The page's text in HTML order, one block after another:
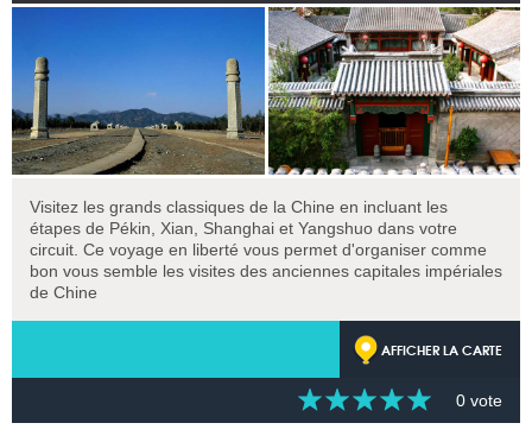
Visitez les grands classiques de la Chine en incluant les
étapes de Pékin, Xian, Shanghai et Yangshuo dans votre
circuit. Ce voyage en liberté vous permet d'organiser comme
bon vous semble les visites des anciennes capitales impériales
de Chine
AFFICHER LA CARTE
0 vote